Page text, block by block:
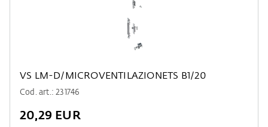
VS LM-D/MICROVENTILAZIONETS B1/20
Cod. art.: 231746
20,29 EUR